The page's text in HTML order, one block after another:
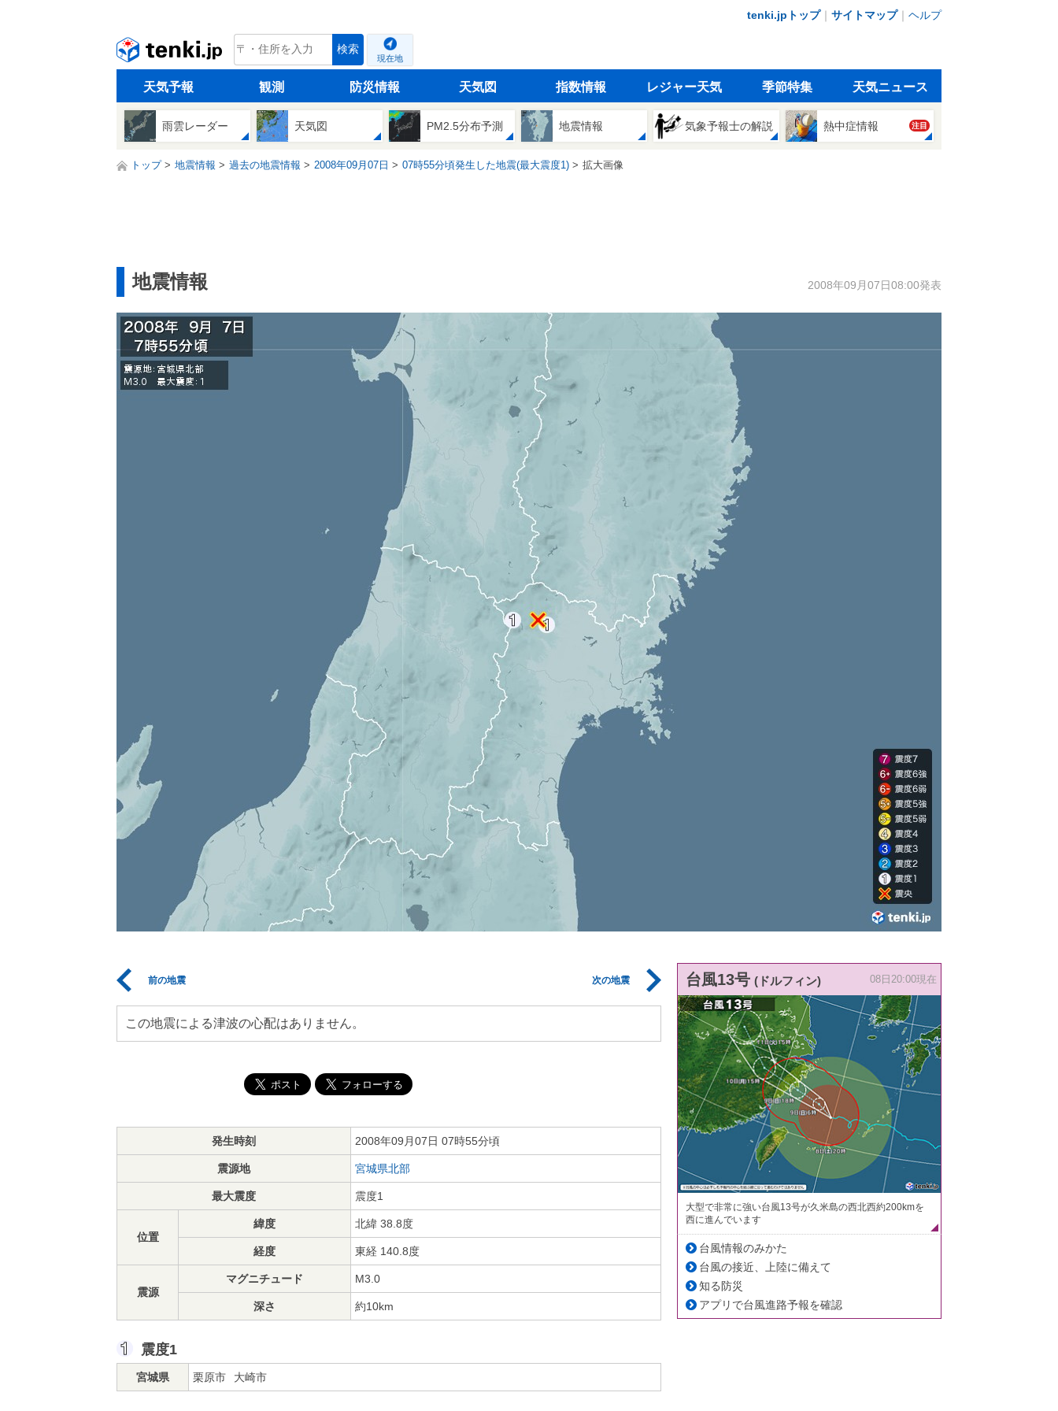
tenki.jpトップ｜ サイトマップ｜ ヘルプ
tenki.jp 検索
現在地
天気予報 観測 防災情報 天気図 指数情報 レジャー天気 季節特集 天気ニュース
雨雲レーダー 天気図 PM2.5分布予測 地震情報 気象予報士の解説 熱中症情報 注目
トップ 地震情報 過去の地震情報 2008年09月07日 07時55分頃発生した地震(最大震度1) 拡大画像
地震情報 2008年09月07日08:00発表
前の地震 次の地震
この地震による津波の心配はありません。
発生時刻 2008年09月07日 07時55分頃
震源地 宮城県北部
最大震度 震度1
位置
緯度 北緯 38.8度
経度 東経 140.8度
震源
マグニチュード M3.0
深さ 約10km
震度1
宮城県 栗原市 大崎市
台風13号 (ドルフィン) 08日20:00現在
大型で非常に強い台風13号が久米島の西北西約200kmを
西に進んでいます
台風情報のみかた
台風の接近、上陸に備えて
知る防災
アプリで台風進路予報を確認